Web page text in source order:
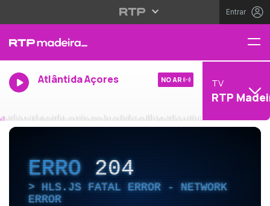
Entrar
Atlântida Açores NO AR TV
RTP
ERRO204
HLS.JS FATAL ERROR - NETWORK
ERROR